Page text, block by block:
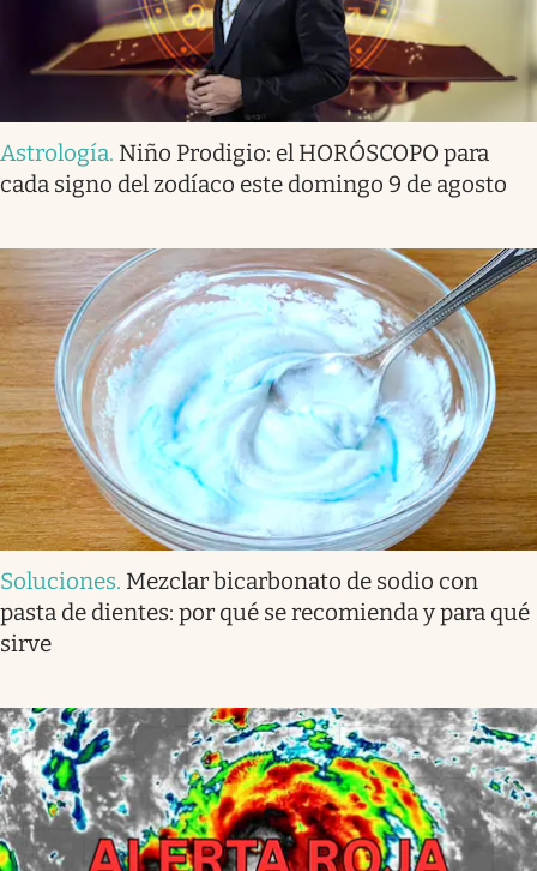
Astrología. Niño Prodigio: el HORÓSCOPO para
cada signo del zodíaco este domingo 9 de agosto
Soluciones. Mezclar bicarbonato de sodio con
pasta de dientes: por qué se recomienda y para qué
sirve